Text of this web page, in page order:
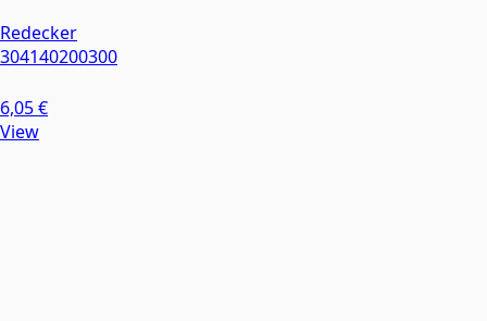
Redecker
304140200300
6,05 €
View